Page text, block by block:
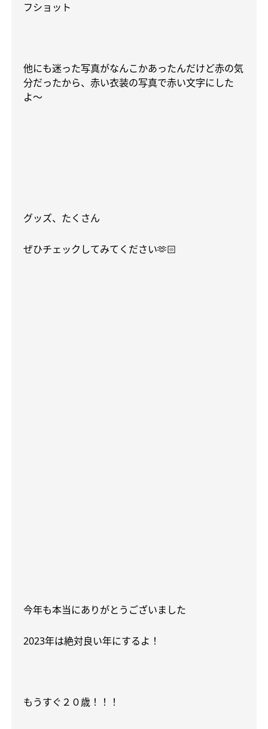
フショット
他にも迷った写真がなんこかあったんだけど赤の気
分だったから、赤い衣装の写真で赤い文字にした
よ〜
グッズ、たくさん
ぜひチェックしてみてください🫶🏻
今年も本当にありがとうございました
2023年は絶対良い年にするよ！
もうすぐ２０歳！！！